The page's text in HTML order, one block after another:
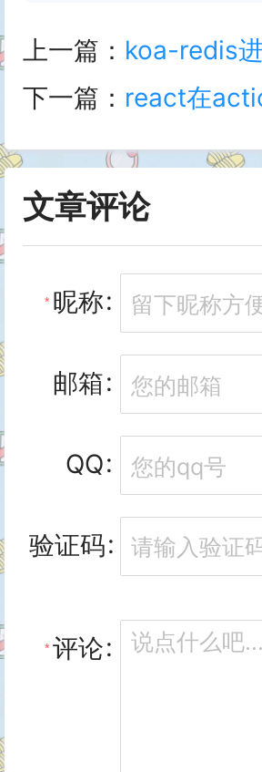
name="one-
/>
<input
</form>
</div>
<pre><code>
&lt;script&gt;
if
const input =
const ac =
上一篇： koa-redis
下一篇： react在
文章评论
昵称
邮箱
QQ
验证码
评论